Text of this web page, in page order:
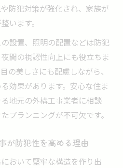
防犯対策が強化され、家族が
います。
設置、照明の配置などは防犯
間の視認性向上にも役立ちま
の美しさにも配慮しながら、
効果があります。安心な住ま
地元の外構工事業者に相談
プランニングが不可欠です。
が防犯性を高める理由
おいて堅牢な構造を作り出